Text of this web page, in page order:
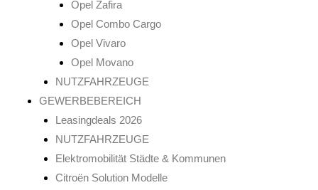
Opel Zafira
Opel Combo Cargo
Opel Vivaro
Opel Movano
NUTZFAHRZEUGE
GEWERBEBEREICH
Leasingdeals 2026
NUTZFAHRZEUGE
Elektromobilität Städte & Kommunen
Citroën Solution Modelle